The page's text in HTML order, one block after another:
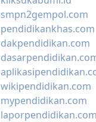
smpn2gempol.com
pendidikankhas.com
dakpendidikan.com
wikipendidikan.com
mypendidikan.com
laporpendidikan.com